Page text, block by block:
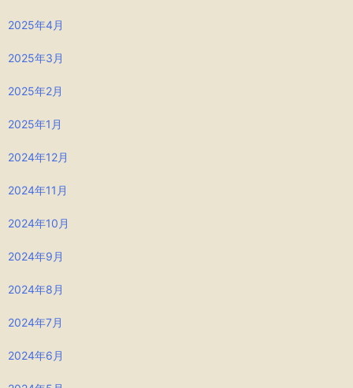
2025年4月
2025年3月
2025年2月
2025年1月
2024年12月
2024年11月
2024年10月
2024年9月
2024年8月
2024年7月
2024年6月